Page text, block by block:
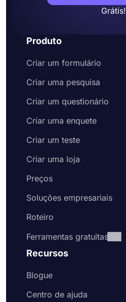
Grátis!
Produto
Criar um formulário
Criar uma pesquisa
Criar um questionário
Criar uma enquete
Criar um teste
Criar uma loja
Preços
Soluções empresariais
Roteiro
Ferramentas gratuitas
Recursos
Blogue
Centro de ajuda